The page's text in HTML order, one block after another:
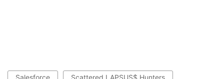
Salesforce
Scattered LAPSUS$ Hunters